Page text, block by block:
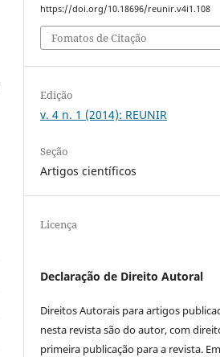
https://doi.org/10.18696/reunir.v4i1.108
Fomatos de Citação
Edição
v. 4 n. 1 (2014): REUNIR
Seção
Artigos científicos
Licença
Declaração de Direito Autoral
Direitos Autorais para artigos
nesta revista são do autor, com
primeira publicação para a revista.